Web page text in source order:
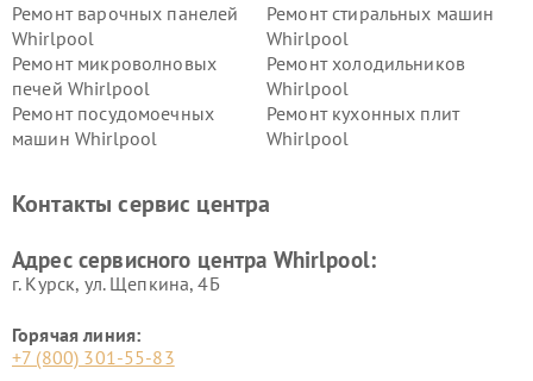
Ремонт варочных панелей
Whirlpool
Ремонт стиральных машин
Whirlpool
Ремонт микроволновых
печей Whirlpool
Ремонт холодильников
Whirlpool
Ремонт посудомоечных
машин Whirlpool
Ремонт кухонных плит
Whirlpool
Контакты сервис центра
Адрес сервисного центра Whirlpool:
г. Курск, ул. Щепкина, 4Б
Горячая линия:
+7 (800) 301-55-83